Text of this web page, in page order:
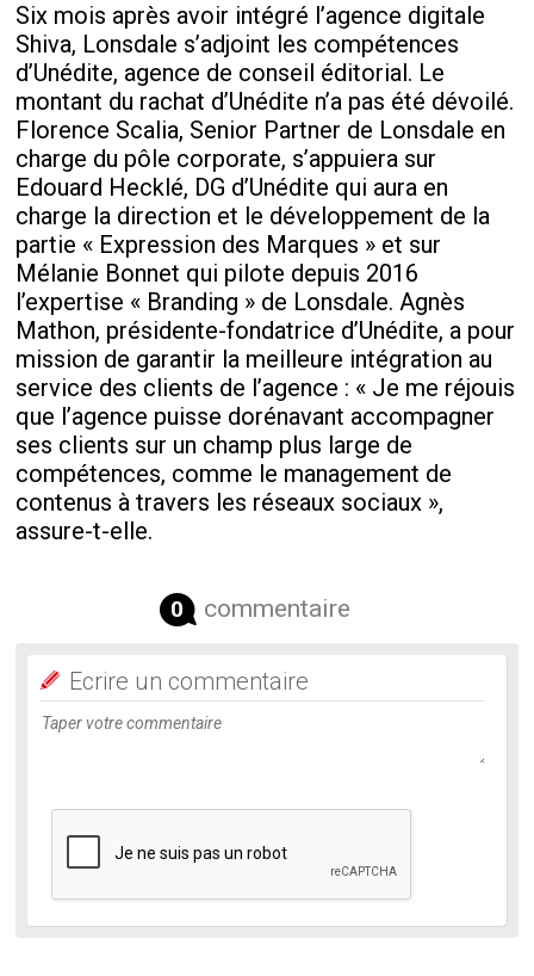
Six mois après avoir intégré l’agence digitale
Shiva, Lonsdale s’adjoint les compétences
d’Unédite, agence de conseil éditorial. Le
montant du rachat d’Unédite n’a pas été dévoilé.
Florence Scalia, Senior Partner de Lonsdale en
charge du pôle corporate, s’appuiera sur
Edouard Hecklé, DG d’Unédite qui aura en
charge la direction et le développement de la
partie « Expression des Marques » et sur
Mélanie Bonnet qui pilote depuis 2016
l’expertise « Branding » de Lonsdale. Agnès
Mathon, présidente-fondatrice d’Unédite, a pour
mission de garantir la meilleure intégration au
service des clients de l’agence : « Je me réjouis
que l’agence puisse dorénavant accompagner
ses clients sur un champ plus large de
compétences, comme le management de
contenus à travers les réseaux sociaux »,
assure-t-elle.
0 commentaire
Ecrire un commentaire